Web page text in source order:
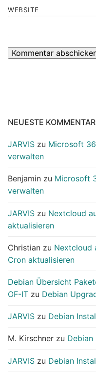
WEBSITE
NEUESTE
JARVIS zu Microsoft
verwalten
Benjamin zu Microsoft
verwalten
JARVIS zu Nextcloud
aktualisieren
Christian zu Nextcloud
Cron aktualisieren
Debian Übersicht
OF-IT zu Debian
JARVIS zu Debian
M. Kirschner zu Debian
JARVIS zu Debian